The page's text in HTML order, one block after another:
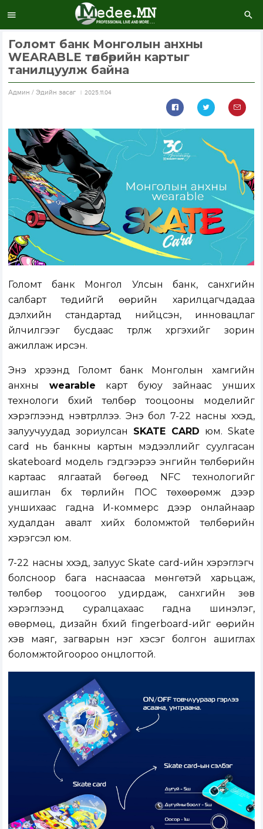
Голомт банк Монголын анхны
WEARABLE төлбөрийн картыг
танилцуулж байна
Aдмин / Эдийн засаг 2025.11.04
Голомт банк Монгол Улсын банк, санхүүгийн
салбарт төдийгүй өөрийн харилцагчдадаа
дэлхийн стандартад нийцсэн, инновацлаг
үйлчилгээг бусдаас түрүүлж хүргэхийг зорин
ажиллаж ирсэн.
Энэ хүрээнд Голомт банк Монголын хамгийн
анхны wearable карт буюу зайнаас унших
технологи бүхий төлбөр тооцооны моделийг
хэрэглээнд нэвтрүүллээ. Энэ бол 7-22 насны хүүхэд,
залуучуудад зориулсан SKATE CARD юм. Skate
card нь банкны картын мэдээллийг суулгасан
skateboard модель гэдгээрээ энгийн төлбөрийн
картаас ялгаатай бөгөөд NFC технологийг
ашиглан бүх төрлийн ПОС төхөөрөмж дээр
уншихаас гадна И-коммерс дээр онлайнаар
худалдан авалт хийх боломжтой төлбөрийн
хэрэгсэл юм.
7-22 насны хүүхэд, залуус Skate card-ийн хэрэглэгч
болсноор бага наснаасаа мөнгөтэй харьцаж,
төлбөр тооцоогоо удирдаж, санхүүгийн зөв
хэрэглээнд суралцахаас гадна шинэлэг,
өвөрмөц, дизайн бүхий fingerboard-ийг өөрийн
хэв маяг, загварын нэг хэсэг болгон ашиглах
боломжтойгоороо онцлогтой.